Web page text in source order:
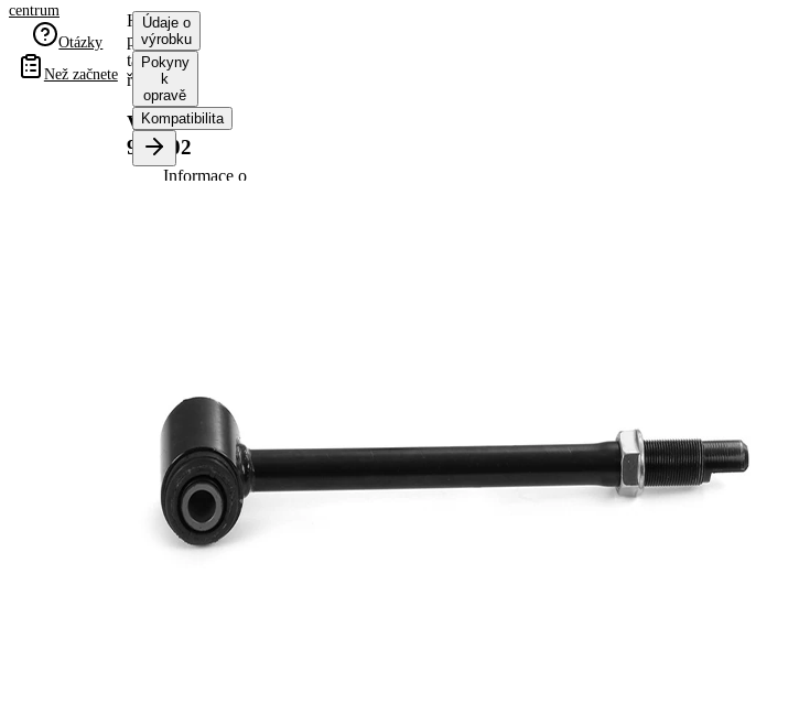
centrum
Otázky
Než začnete
Hlava
příčného
táhla
řízení
VKDY
911002
Údaje o
výrobku
Pokyny
k
opravě
Kompatibilita
Informace o